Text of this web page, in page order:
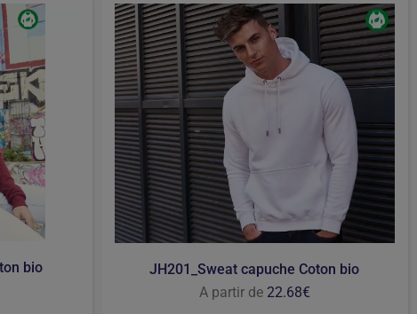
bio
JH201_Sweat capuche Coton bio
A partir de 22.68€